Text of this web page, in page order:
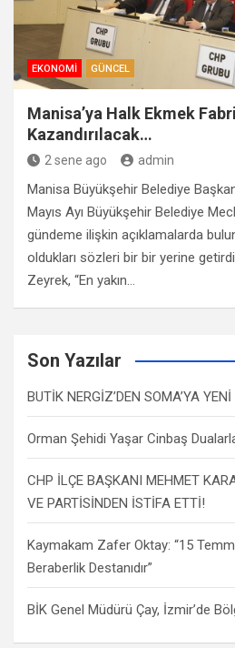
EKONOMI GÜNCEL
Manisa’ya Halk Ekmek
Kazandırılacak…
2 sene ago admin
Manisa Büyükşehir Belediye
Mayıs Ayı Büyükşehir Belediye
gündeme ilişkin açıklamalarda
oldukları sözleri bir bir yerine
Zeyrek, “En yakın…
Son Yazılar
BUTİK NERGİZ’DEN SOMA’YA
Orman Şehidi Yaşar Cinbaş Dualarla
CHP İLÇE BAŞKANI MEHMET
VE PARTİSİNDEN İSTİFA ETTİ!
Kaymakam Zafer Oktay: “15
Beraberlik Destanıdır”
BİK Genel Müdürü Çay, İzmir’de